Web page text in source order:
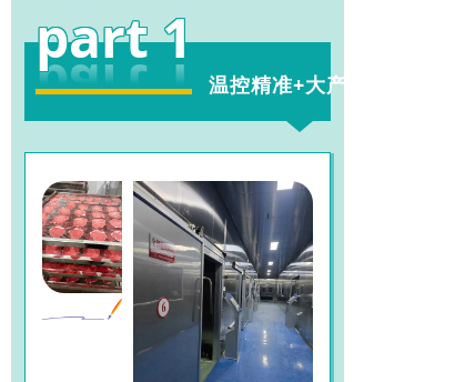
part 1
温控精准+大产能